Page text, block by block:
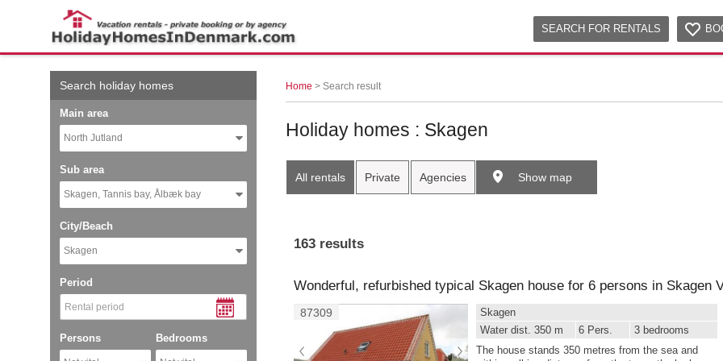
← More examples SEARCH FOR RENTALS
Search holiday homes
Main area
North Jutland
Sub area
Skagen, Tannis bay, Ålbæk bay
City/Beach
Skagen
Period
Persons Bedrooms
Home > Search result
Holiday homes : Skagen
All rentals Private Agencies Show map
163 results
Wonderful, refurbished typical Skagen house for 6 persons in Skagen
87309
Skagen
Water dist. 350 m
6 Pers.
3 bedrooms
The house stands 350 metres from the sea and